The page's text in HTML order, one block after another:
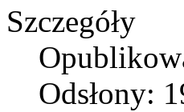
Szczegóły
Odsłony: